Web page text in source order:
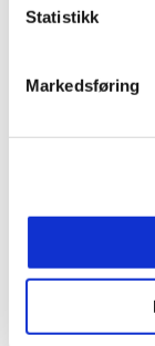
Statistikk
Markedsføring